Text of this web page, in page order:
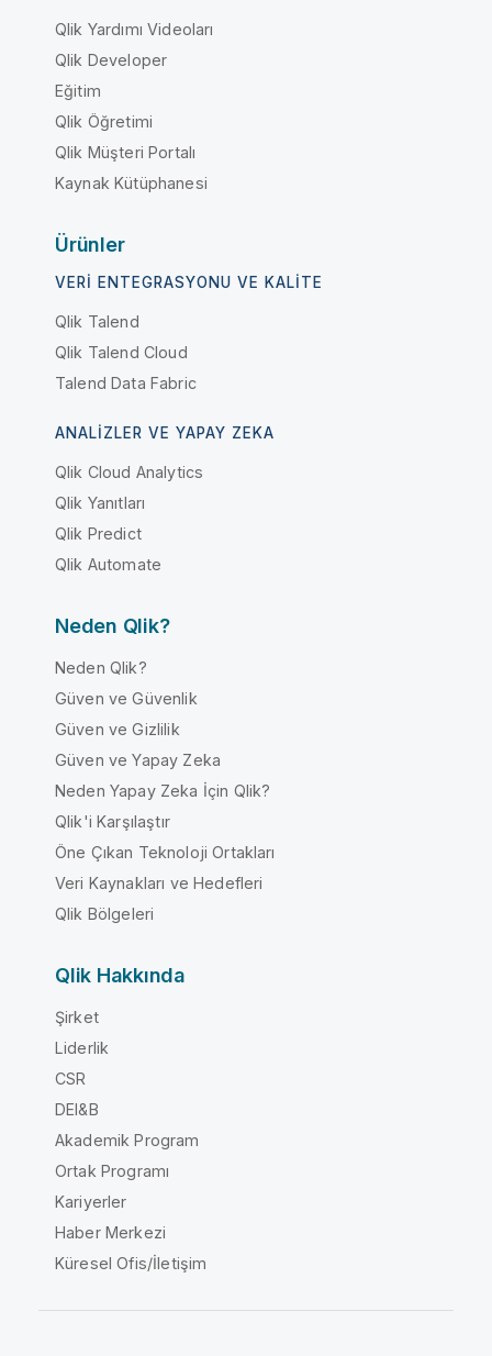
Qlik Yardımı Videoları
Qlik Developer
Eğitim
Qlik Öğretimi
Qlik Müşteri Portalı
Kaynak Kütüphanesi
Ürünler
VERI ENTEGRASYONU VE KALITE
Qlik Talend
Qlik Talend Cloud
Talend Data Fabric
ANALIZLER VE YAPAY ZEKA
Qlik Cloud Analytics
Qlik Yanıtları
Qlik Predict
Qlik Automate
Neden Qlik?
Neden Qlik?
Güven ve Güvenlik
Güven ve Gizlilik
Güven ve Yapay Zeka
Neden Yapay Zeka İçin Qlik?
Qlik'i Karşılaştır
Öne Çıkan Teknoloji Ortakları
Veri Kaynakları ve Hedefleri
Qlik Bölgeleri
Qlik Hakkında
Şirket
Liderlik
CSR
DEI&B
Akademik Program
Ortak Programı
Kariyerler
Haber Merkezi
Küresel Ofis/İletişim